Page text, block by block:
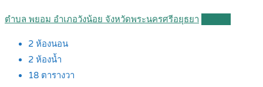
ตำบล พยอม อำเภอวังน้อย จังหวัดพระนครศรีอยุธยา
2 ห้องนอน
2 ห้องน้ำ
18 ตารางวา